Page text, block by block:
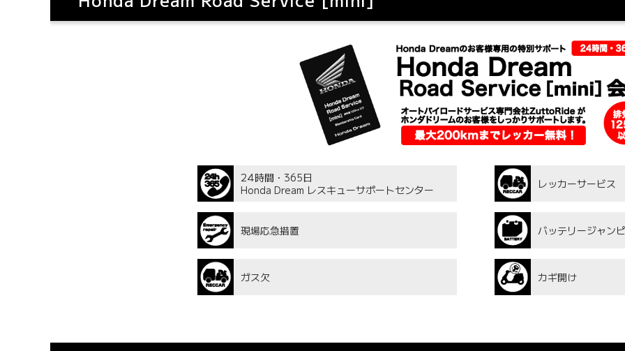
24時間・365日
Honda Dream レスキューサポートセンター
レッカーサービス
現場応急措置 バッテリージャン
ガス欠 カギ開け